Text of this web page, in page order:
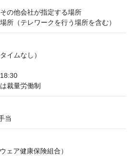
の他会社が指定する場所
所（テレワークを行う場所を含む）
イムなし）
裁量労働制
当
ェア健康保険組合）